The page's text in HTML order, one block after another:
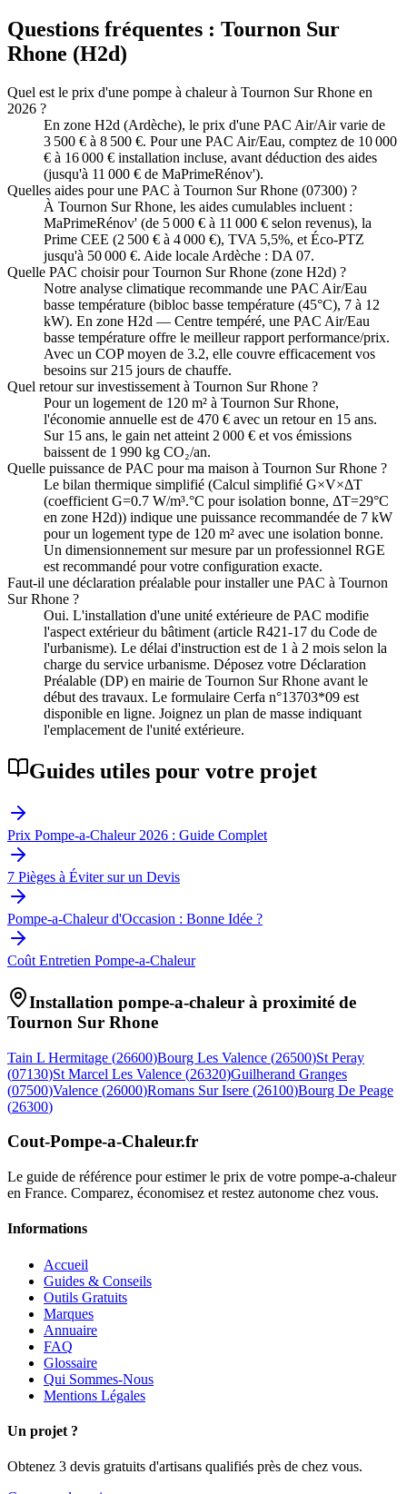
Questions fréquentes : Tournon Sur
Rhone (H2d)
Quel est le prix d'une pompe à chaleur à Tournon Sur Rhone en
2026 ?
En zone H2d (Ardèche), le prix d'une PAC Air/Air varie de
3 500 € à 8 500 €. Pour une PAC Air/Eau, comptez de 10 000
€ à 16 000 € installation incluse, avant déduction des aides
(jusqu'à 11 000 € de MaPrimeRénov').
Quelles aides pour une PAC à Tournon Sur Rhone (07300) ?
À Tournon Sur Rhone, les aides cumulables incluent :
MaPrimeRénov' (de 5 000 € à 11 000 € selon revenus), la
Prime CEE (2 500 € à 4 000 €), TVA 5,5%, et Éco-PTZ
jusqu'à 50 000 €. Aide locale Ardèche : DA 07.
Quelle PAC choisir pour Tournon Sur Rhone (zone H2d) ?
Notre analyse climatique recommande une PAC Air/Eau
basse température (bibloc basse température (45°C), 7 à 12
kW). En zone H2d — Centre tempéré, une PAC Air/Eau
basse température offre le meilleur rapport performance/prix.
Avec un COP moyen de 3.2, elle couvre efficacement vos
besoins sur 215 jours de chauffe.
Quel retour sur investissement à Tournon Sur Rhone ?
Pour un logement de 120 m² à Tournon Sur Rhone,
l'économie annuelle est de 470 € avec un retour en 15 ans.
Sur 15 ans, le gain net atteint 2 000 € et vos émissions
baissent de 1 990 kg CO₂/an.
Quelle puissance de PAC pour ma maison à Tournon Sur Rhone ?
Le bilan thermique simplifié (Calcul simplifié G×V×ΔT
(coefficient G=0.7 W/m³.°C pour isolation bonne, ΔT=29°C
en zone H2d)) indique une puissance recommandée de 7 kW
pour un logement type de 120 m² avec une isolation bonne.
Un dimensionnement sur mesure par un professionnel RGE
est recommandé pour votre configuration exacte.
Faut-il une déclaration préalable pour installer une PAC à Tournon
Sur Rhone ?
Oui. L'installation d'une unité extérieure de PAC modifie
l'aspect extérieur du bâtiment (article R421-17 du Code de
l'urbanisme). Le délai d'instruction est de 1 à 2 mois selon la
charge du service urbanisme. Déposez votre Déclaration
Préalable (DP) en mairie de Tournon Sur Rhone avant le
début des travaux. Le formulaire Cerfa n°13703*09 est
disponible en ligne. Joignez un plan de masse indiquant
l'emplacement de l'unité extérieure.
Guides utiles pour votre projet
Prix Pompe-a-Chaleur 2026 : Guide Complet
7 Pièges à Éviter sur un Devis
Pompe-a-Chaleur d'Occasion : Bonne Idée ?
Coût Entretien Pompe-a-Chaleur
Installation pompe-a-chaleur à proximité de
Tournon Sur Rhone
Tain L Hermitage (26600)Bourg Les Valence (26500)St Peray
(07130)St Marcel Les Valence (26320)Guilherand Granges
(07500)Valence (26000)Romans Sur Isere (26100)Bourg De Peage
(26300)
Cout-Pompe-a-Chaleur.fr
Le guide de référence pour estimer le prix de votre pompe-a-chaleur
en France. Comparez, économisez et restez autonome chez vous.
Informations
Accueil
Guides & Conseils
Outils Gratuits
Marques
Annuaire
FAQ
Glossaire
Qui Sommes-Nous
Mentions Légales
Un projet ?
Obtenez 3 devis gratuits d'artisans qualifiés près de chez vous.